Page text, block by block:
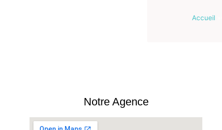
Accueil»
Notre Agence